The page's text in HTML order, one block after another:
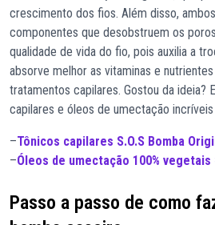
crescimento dos fios. Além disso,
componentes que desobstruem os
qualidade de vida do fio, pois auxilia a
absorve melhor as vitaminas e
tratamentos capilares. Gostou da ideia?
capilares e óleos de umectação
–Tônicos capilares S.O.S Bomba
–Óleos de umectação 100%
Passo a passo de como